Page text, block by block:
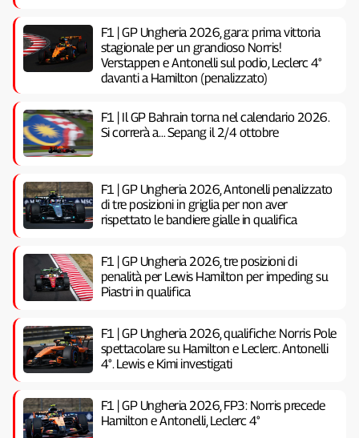
F1 | GP Ungheria 2026, gara: prima vittoria
stagionale per un grandioso Norris!
Verstappen e Antonelli sul podio, Leclerc 4°
davanti a Hamilton (penalizzato)
F1 | Il GP Bahrain torna nel calendario 2026.
Si correrà a… Sepang il 2/4 ottobre
F1 | GP Ungheria 2026, Antonelli penalizzato
di tre posizioni in griglia per non aver
rispettato le bandiere gialle in qualifica
F1 | GP Ungheria 2026, tre posizioni di
penalità per Lewis Hamilton per impeding su
Piastri in qualifica
F1 | GP Ungheria 2026, qualifiche: Norris Pole
spettacolare su Hamilton e Leclerc. Antonelli
4°. Lewis e Kimi investigati
F1 | GP Ungheria 2026, FP3: Norris precede
Hamilton e Antonelli, Leclerc 4°